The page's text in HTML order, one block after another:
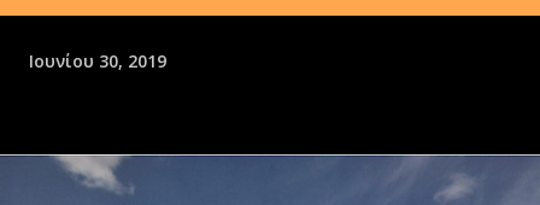
Ιουνίου 30, 2019